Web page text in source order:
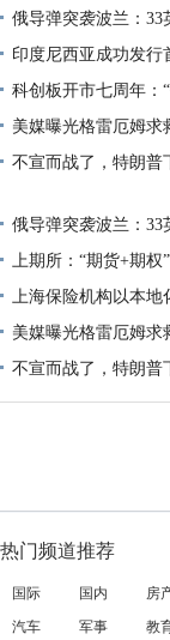
俄导弹突袭波兰：33
印度尼西亚成功发行
科创板开市七周年：
美媒曝光格雷厄姆求
不宣而战了，特朗普
俄导弹突袭波兰：33
上期所：“期货+期权
上海保险机构以本地
美媒曝光格雷厄姆求
不宣而战了，特朗普
热门频道推荐
国际 国内 房
汽车
军事 教